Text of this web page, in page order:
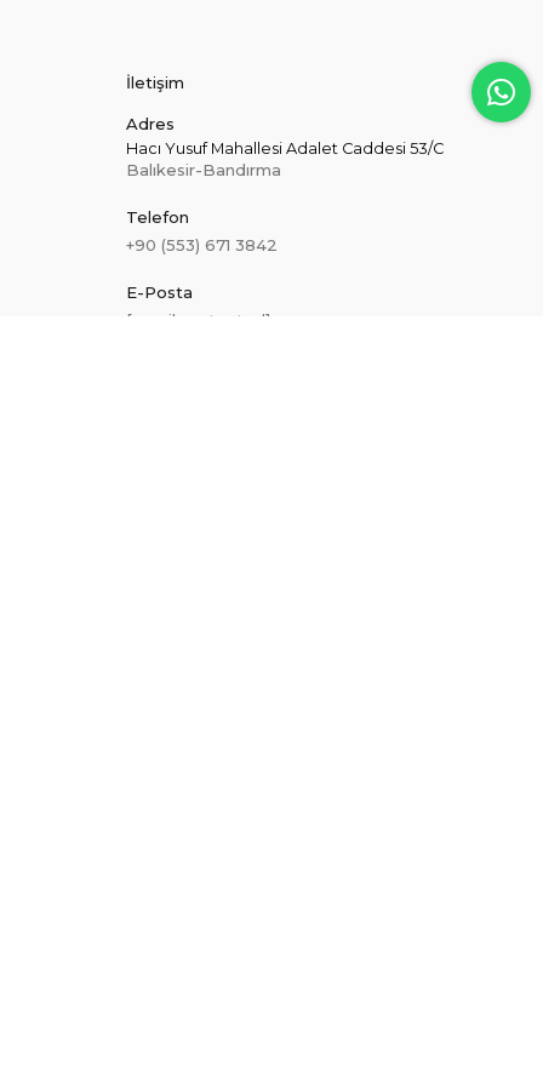
İletişim
Adres
Hacı Yusuf Mahallesi Adalet Caddesi 53/C
Balıkesir-Bandırma
Telefon
+90 (553) 671 3842
E-Posta
[email protected]